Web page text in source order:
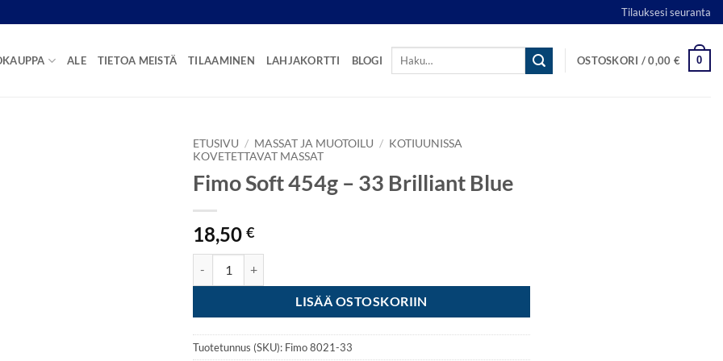
Tilauksesi seuranta
ALE TIETOA MEISTÄ TILAAMINEN LAHJAKORTTI BLOGI
Etsi:
OSTOSKORI /0,00 € 0
ETUSIVU / MASSAT JA MUOTOILU / KOTIUUNISSA
KOVETETTAVAT MASSAT
Fimo Soft 454g – 33 Brilliant Blue
18,50 €
LISÄÄ OSTOSKORIIN
Tuotetunnus (SKU): Fimo 8021-33